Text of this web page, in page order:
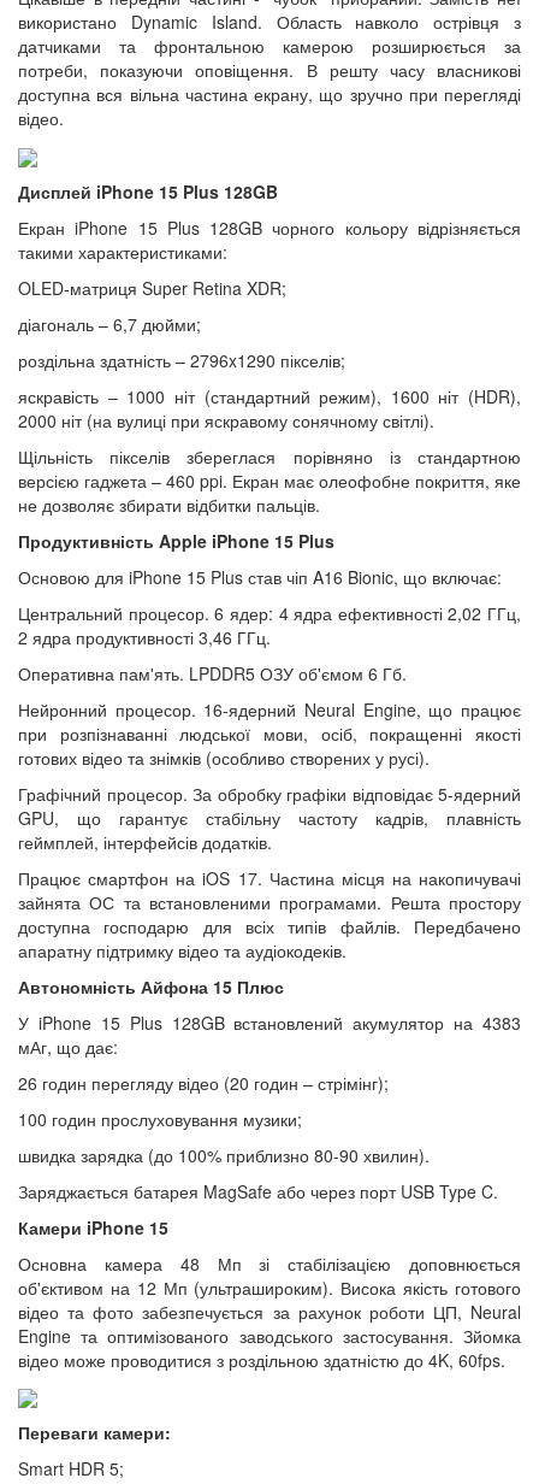
використано Dynamic Island. Область навколо острівця з
датчиками та фронтальною камерою розширюється за
потреби, показуючи оповіщення. В решту часу власникові
доступна вся вільна частина екрану, що зручно при перегляді
відео.
Дисплей iPhone 15 Plus 128GB
Екран iPhone 15 Plus 128GB чорного кольору відрізняється
такими характеристиками:
OLED-матриця Super Retina XDR;
діагональ – 6,7 дюйми;
роздільна здатність – 2796x1290 пікселів;
яскравість – 1000 ніт (стандартний режим), 1600 ніт (HDR),
2000 ніт (на вулиці при яскравому сонячному світлі).
Щільність пікселів збереглася порівняно із стандартною
версією гаджета – 460 ppi. Екран має олеофобне покриття, яке
не дозволяє збирати відбитки пальців.
Продуктивність Apple iPhone 15 Plus
Основою для iPhone 15 Plus став чіп A16 Bionic, що включає:
Центральний процесор. 6 ядер: 4 ядра ефективності 2,02 ГГц,
2 ядра продуктивності 3,46 ГГц.
Оперативна пам'ять. LPDDR5 ОЗУ об'ємом 6 Гб.
Нейронний процесор. 16-ядерний Neural Engine, що працює
при розпізнаванні людської мови, осіб, покращенні якості
готових відео та знімків (особливо створених у русі).
Графічний процесор. За обробку графіки відповідає 5-ядерний
GPU, що гарантує стабільну частоту кадрів, плавність
геймплей, інтерфейсів додатків.
Працює смартфон на iOS 17. Частина місця на накопичувачі
зайнята ОС та встановленими програмами. Решта простору
доступна господарю для всіх типів файлів. Передбачено
апаратну підтримку відео та аудіокодеків.
Автономність Айфона 15 Плюс
У iPhone 15 Plus 128GB встановлений акумулятор на 4383
мАг, що дає:
26 годин перегляду відео (20 годин – стрімінг);
100 годин прослуховування музики;
швидка зарядка (до 100% приблизно 80-90 хвилин).
Заряджається батарея MagSafe або через порт USB Type C.
Камери iPhone 15
Основна камера 48 Мп зі стабілізацією доповнюється
об'єктивом на 12 Мп (ультрашироким). Висока якість готового
відео та фото забезпечується за рахунок роботи ЦП, Neural
Engine та оптимізованого заводського застосування. Зйомка
відео може проводитися з роздільною здатністю до 4K, 60fps.
Переваги камери:
Smart HDR 5;